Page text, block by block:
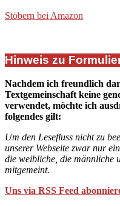
Stöbern bei Amazon
Hinweis zu
Nachdem ich freundlich
Textgemeinschaft keine
verwendet, möchte ich
folgendes gilt:
Um den Lesefluss nicht zu
unserer Webseite zwar nur
die weibliche, die männliche
mitgemeint.
Uns via RSS Feed